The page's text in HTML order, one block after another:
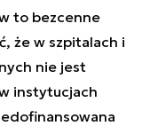
to bezcenne
że w szpitalach i
nie jest
instytucjach